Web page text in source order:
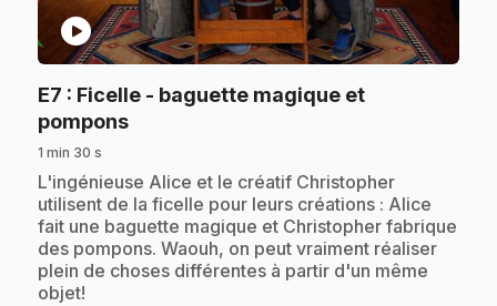
play_circle
E7 : Ficelle - baguette magique et
pompons.
1 min 30 s
.L'ingénieuse Alice et le créatif Christopher
utilisent de la ficelle pour leurs créations : Alice
fait une baguette magique et Christopher fabrique
des pompons. Waouh, on peut vraiment réaliser
plein de choses différentes à partir d'un même
objet!